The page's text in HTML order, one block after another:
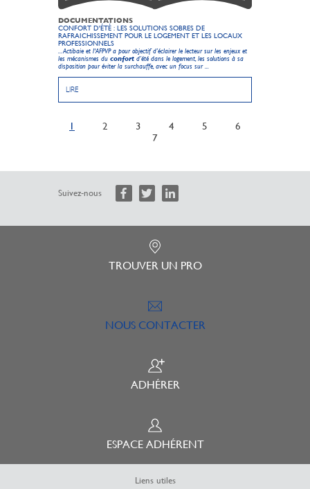
DOCUMENTATIONS
CONFORT D'ÉTÉ : LES SOLUTIONS SOBRES DE
RAFRAICHISSEMENT POUR LE LOGEMENT ET LES LOCAUX
PROFESSIONNELS
... Actibaie et l'AFPVP a pour objectif d’éclairer le lecteur sur les enjeux et
les mécanismes du confort d’été dans le logement, les solutions à sa
disposition pour éviter la surchauffe, avec un focus sur ...
LIRE
1 2 3 4 5
6
7
Suivez-nous
TROUVER UN PRO
NOUS CONTACTER
ADHÉRER
ESPACE ADHÉRENT
Liens utiles